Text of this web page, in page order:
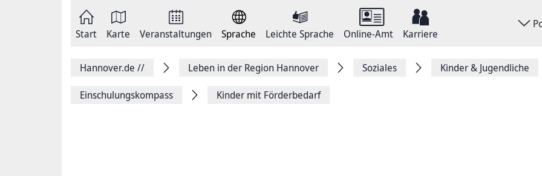
Start Karte Veranstaltungen Sprache Leichte Sprache Online-Amt Karriere
Hannover.de // Leben in der Region Hannover Soziales Kinder & Jugendliche
Einschulungskompass Kinder mit Förderbedarf